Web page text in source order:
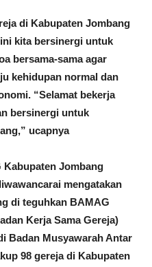
di Kabupaten Jombang
kita bersinergi untuk
bersama-sama agar
kehidupan normal dan
“Selamat bekerja
bersinergi untuk
ucapnya
Kabupaten Jombang
mengatakan
di teguhkan BAMAG
Kerja Sama Gereja)
Badan Musyawarah Antar
98 gereja di Kabupaten